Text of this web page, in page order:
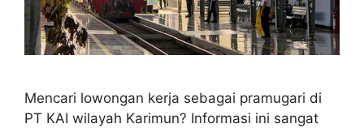
Mencari lowongan kerja sebagai pramugari di
PT KAI wilayah Karimun? Informasi ini sangat